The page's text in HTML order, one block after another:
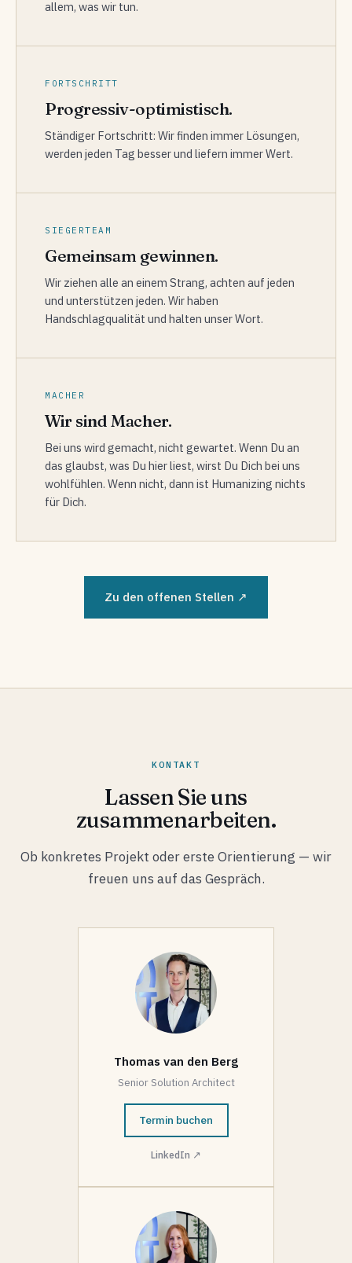
allem, was wir tun.
FORTSCHRITT
Progressiv-optimistisch.
Ständiger Fortschritt: Wir finden immer Lösungen,
werden jeden Tag besser und liefern immer Wert.
SIEGERTEAM
Gemeinsam gewinnen.
Wir ziehen alle an einem Strang, achten auf jeden
und unterstützen jeden. Wir haben
Handschlagqualität und halten unser Wort.
MACHER
Wir sind Macher.
Bei uns wird gemacht, nicht gewartet. Wenn Du an
das glaubst, was Du hier liest, wirst Du Dich bei uns
wohlfühlen. Wenn nicht, dann ist Humanizing nichts
für Dich.
Zu den offenen Stellen ↗
KONTAKT
Lassen Sie uns
zusammenarbeiten.
Ob konkretes Projekt oder erste Orientierung — wir
freuen uns auf das Gespräch.
Thomas van den Berg
Senior Solution Architect
Termin buchen
LinkedIn ↗